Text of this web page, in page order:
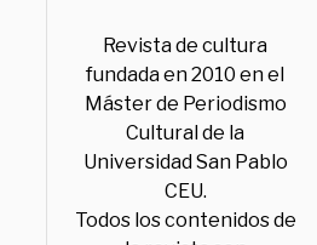
Revista de cultura
fundada en 2010 en el
Máster de Periodismo
Cultural de la
Universidad San Pablo
CEU.
Todos los contenidos de